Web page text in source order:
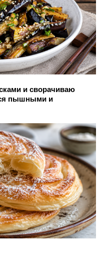
и сворачиваю
пышными и